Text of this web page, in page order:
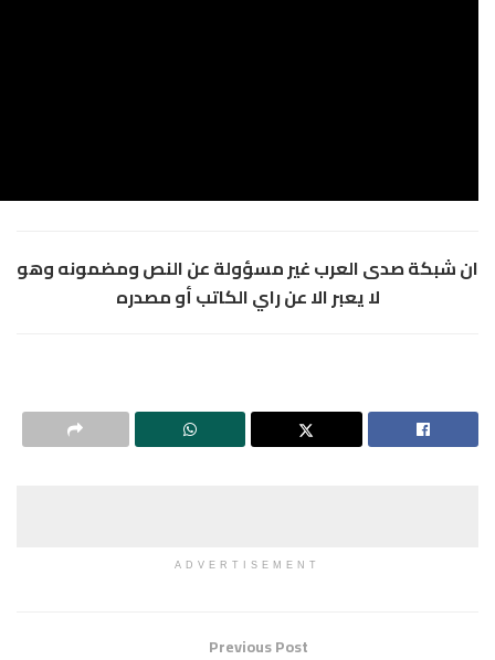
غير مسؤولة عن النص ومضمونه وهو
الا عن راي الكاتب أو مصدره